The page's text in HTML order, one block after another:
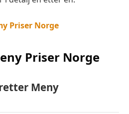
Priser Norge
Priser Norge
Meny